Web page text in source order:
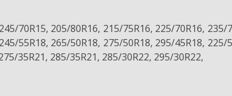
70R15, 205/80R16, 215/75R16, 225/70R16,
55R18, 265/50R18, 275/50R18, 295/45R18,
35R21, 285/35R21, 285/30R22, 295/30R22,